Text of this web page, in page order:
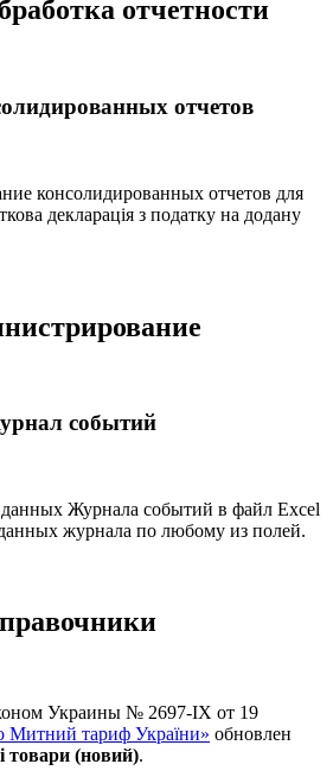
отчетности
отчетов
консолидированных отчетов для
декларація з податку на додану
событий
Журнала событий в файл Excel
журнала по любому из полей.
Украины № 2697-IX от 19
Митний тариф України» обновлен
товари (новий).